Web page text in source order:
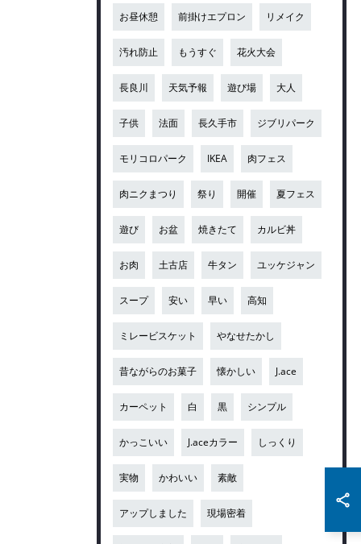
お昼休憩 前掛けエプロン リメイク
汚れ防止 もうすぐ 花火大会
長良川 天気予報 遊び場 大人
子供 法面 長久手市 ジブリパーク
モリコロパーク IKEA 肉フェス
肉ニクまつり 祭り 開催 夏フェス
遊び お盆 焼きたて カルビ丼
お肉 土古店 牛タン ユッケジャン
スープ 安い 早い 高知
ミレービスケット やなせたかし
昔ながらのお菓子 懐かしい J.ace
カーペット 白 黒 シンプル
かっこいい J.aceカラー しっくり
実物 かわいい 素敵
アップしました 現場密着